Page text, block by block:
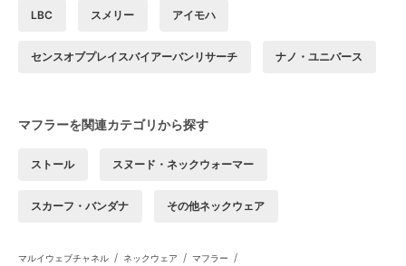
LBC スメリー アイモハ
センスオブプレイスバイアーバンリサーチ ナノ・ユニバース
マフラーを関連カテゴリから探す
ストール スヌード・ネックウォーマー
スカーフ・バンダナ その他ネックウェア
マルイウェブチャネル / ネックウェア / マフラー /